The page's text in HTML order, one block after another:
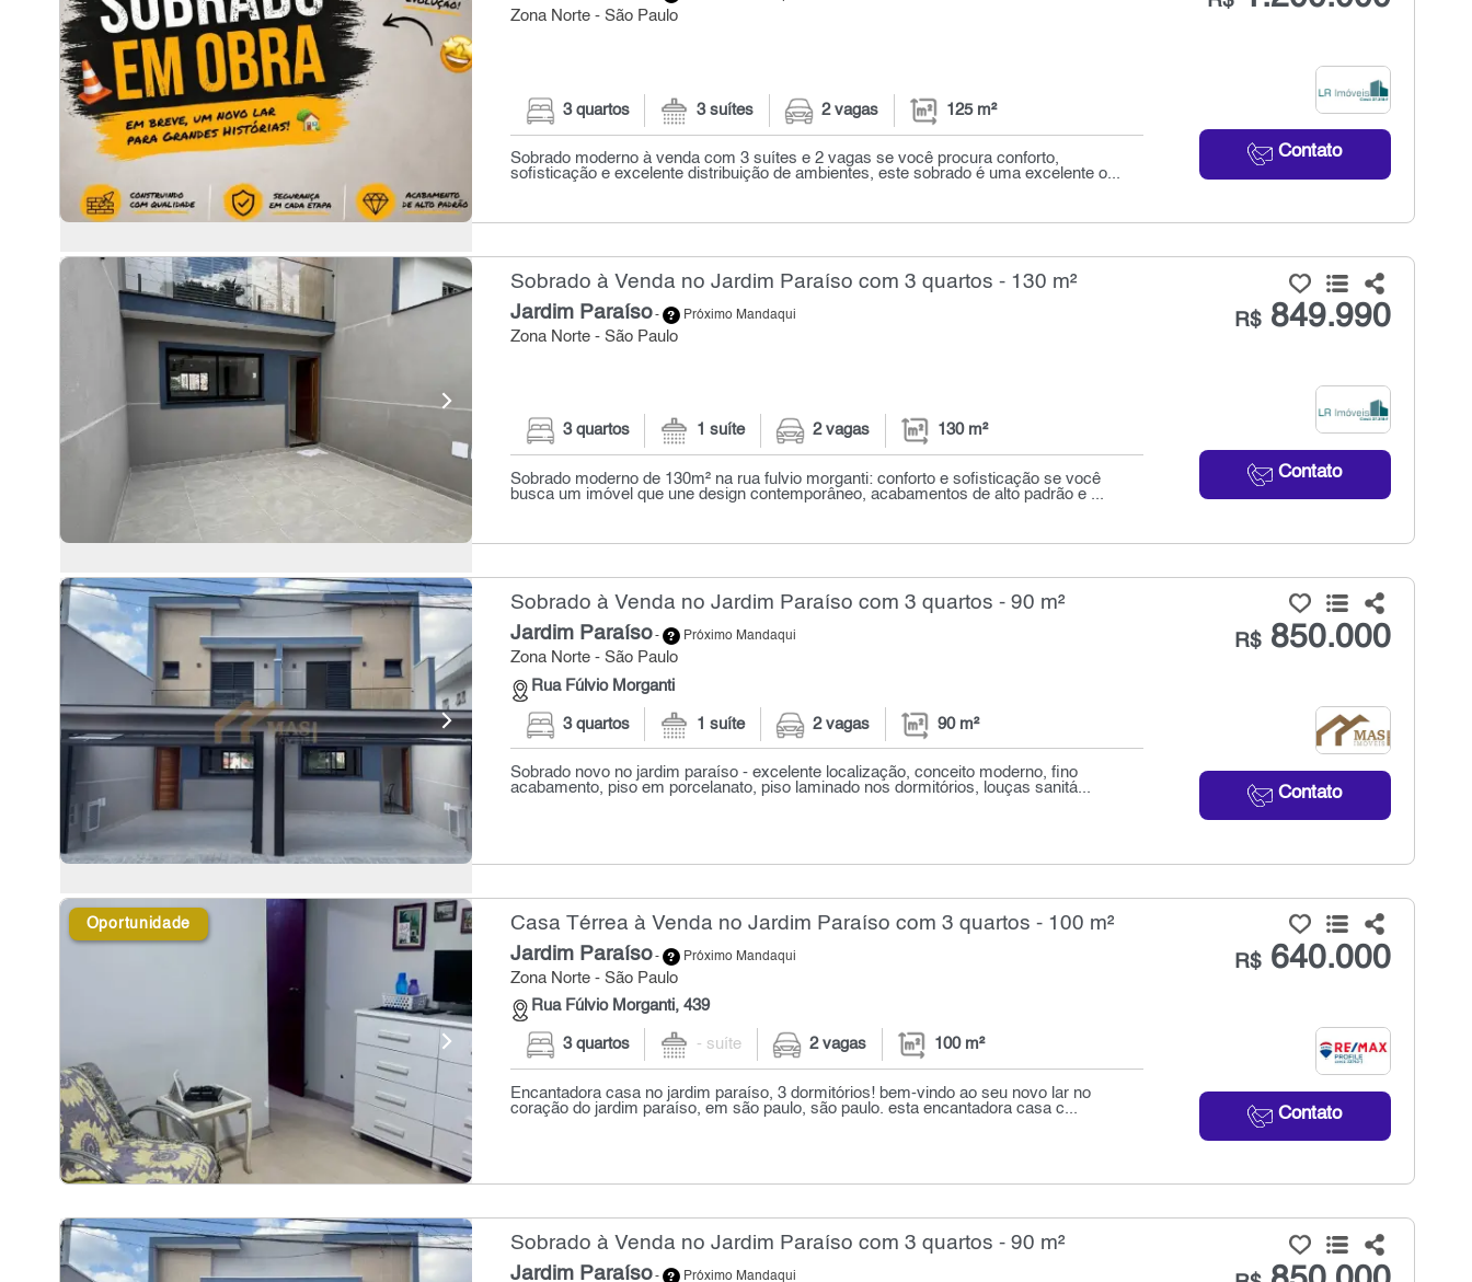
Zona Norte - São Paulo
Contato
3 quartos 3 suítes 2 vagas 125 m²
Sobrado moderno à venda com 3 suítes e 2 vagas se você procura conforto,
sofisticação e excelente distribuição de ambientes, este sobrado é uma excelente o...
Sobrado à Venda no Jardim Paraíso com 3 quartos - 130 m²
Jardim Paraíso- Próximo Mandaqui
Zona Norte - São Paulo
R$849.990
Contato
3 quartos 1 suíte 2 vagas 130 m²
Sobrado moderno de 130m² na rua fulvio morganti: conforto e sofisticação se você
busca um imóvel que une design contemporâneo, acabamentos de alto padrão e ...
Sobrado à Venda no Jardim Paraíso com 3 quartos - 90 m²
Jardim Paraíso- Próximo Mandaqui
Zona Norte - São Paulo
Rua Fúlvio Morganti
R$850.000
Contato
3 quartos 1 suíte 2 vagas 90 m²
Sobrado novo no jardim paraíso - excelente localização, conceito moderno, fino
acabamento, piso em porcelanato, piso laminado nos dormitórios, louças sanitá...
Oportunidade Casa Térrea à Venda no Jardim Paraíso com 3 quartos - 100 m²
Jardim Paraíso- Próximo Mandaqui
Zona Norte - São Paulo
Rua Fúlvio Morganti, 439
R$640.000
Contato
3 quartos - suíte 2 vagas 100 m²
Encantadora casa no jardim paraíso, 3 dormitórios! bem-vindo ao seu novo lar no
coração do jardim paraíso, em são paulo, são paulo. esta encantadora casa c...
Sobrado à Venda no Jardim Paraíso com 3 quartos - 90 m²
Jardim Paraíso- Próximo Mandaqui